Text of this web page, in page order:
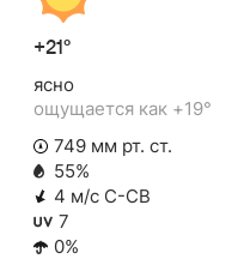
+21°
ясно
ощущается как +19°
749 мм рт. ст.
55%
4 м/с С-СВ
7
0%